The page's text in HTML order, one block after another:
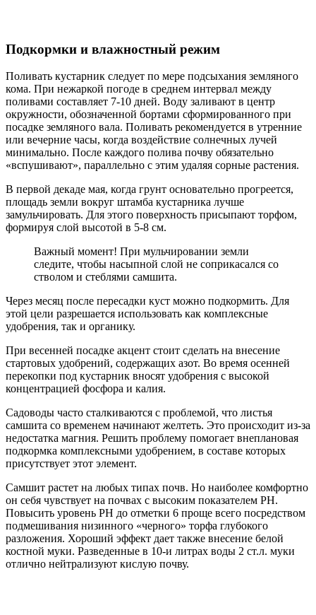
Подкормки и влажностный режим
Поливать кустарник следует по мере подсыхания земляного
кома. При нежаркой погоде в среднем интервал между
поливами составляет 7-10 дней. Воду заливают в центр
окружности, обозначенной бортами сформированного при
посадке земляного вала. Поливать рекомендуется в утренние
или вечерние часы, когда воздействие солнечных лучей
минимально. После каждого полива почву обязательно
«вспушивают», параллельно с этим удаляя сорные растения.
В первой декаде мая, когда грунт основательно прогреется,
площадь земли вокруг штамба кустарника лучше
замульчировать. Для этого поверхность присыпают торфом,
формируя слой высотой в 5-8 см.
Важный момент! При мульчировании земли
следите, чтобы насыпной слой не соприкасался со
стволом и стеблями самшита.
Через месяц после пересадки куст можно подкормить. Для
этой цели разрешается использовать как комплексные
удобрения, так и органику.
При весенней посадке акцент стоит сделать на внесение
стартовых удобрений, содержащих азот. Во время осенней
перекопки под кустарник вносят удобрения с высокой
концентрацией фосфора и калия.
Садоводы часто сталкиваются с проблемой, что листья
самшита со временем начинают желтеть. Это происходит из-за
недостатка магния. Решить проблему помогает внеплановая
подкормка комплексными удобрением, в составе которых
присутствует этот элемент.
Самшит растет на любых типах почв. Но наиболее комфортно
он себя чувствует на почвах с высоким показателем PН.
Повысить уровень РН до отметки 6 проще всего посредством
подмешивания низинного «черного» торфа глубокого
разложения. Хороший эффект дает также внесение белой
костной муки. Разведенные в 10-и литрах воды 2 ст.л. муки
отлично нейтрализуют кислую почву.